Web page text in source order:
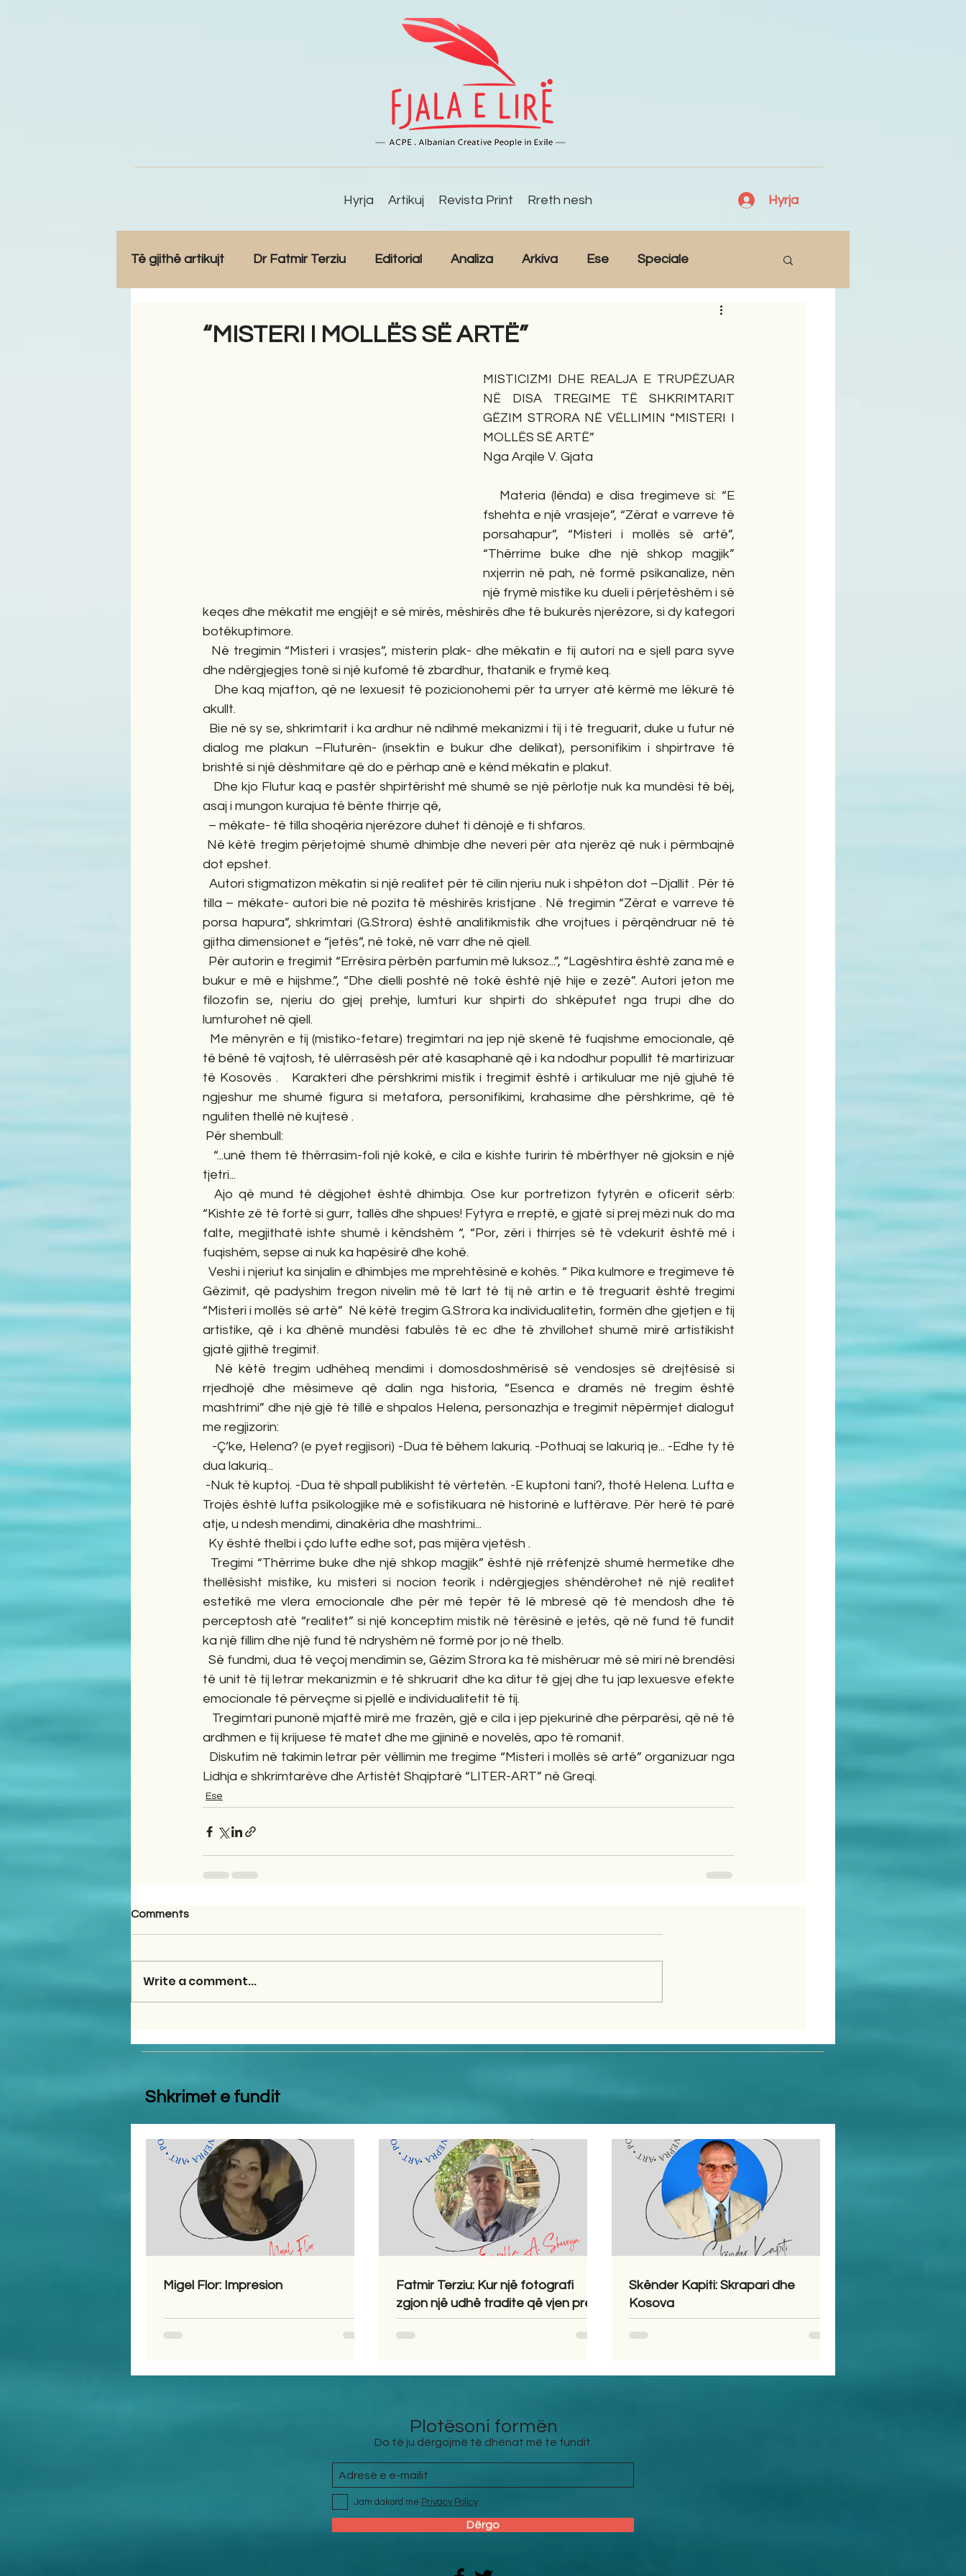
Hyrja Artikuj Revista Print Rreth nesh Hyrja
Të gjithë artikujt Dr Fatmir Terziu Editorial Analiza Arkiva Ese Speciale
Romane English Përkthime
“MISTERI I MOLLËS SË ARTË”
MISTICIZMI DHE REALJA E TRUPËZUAR
NË DISA TREGIME TË SHKRIMTARIT
GËZIM STRORA NË VËLLIMIN “MISTERI I
MOLLËS SË ARTË”
Nga Arqile V. Gjata
fshehta e një vrasjeje”, “Zërat e varreve të
porsahapur”, “Misteri i mollës së artë”,
“Thërrime buke dhe një shkop magjik”
nxjerrin në pah, në formë psikanalize, nën
një frymë mistike ku dueli i përjetëshëm i së
keqes dhe mëkatit me engjëjt e së mirës, mëshirës dhe të bukurës njerëzore, si dy kategori
botëkuptimore.
dhe ndërgjegjes tonë si një kufomë të zbardhur, thatanik e frymë keq.
akullt.
dialog me plakun –Fluturën- (insektin e bukur dhe delikat), personifikim i shpirtrave të
brishtë si një dëshmitare që do e përhap anë e kënd mëkatin e plakut.
asaj i mungon kurajua të bënte thirrje që,
  – mëkate- të tilla shoqëria njerëzore duhet ti dënojë e ti shfaros.
dot epshet.
tilla – mëkate- autori bie në pozita të mëshirës kristjane . Në tregimin “Zërat e varreve të
porsa hapura”, shkrimtari (G.Strora) është analitikmistik dhe vrojtues i përqëndruar në të
gjitha dimensionet e “jetës”, në tokë, në varr dhe në qiell.
bukur e më e hijshme.”, “Dhe dielli poshtë në tokë është një hije e zezë”. Autori jeton me
filozofin se, njeriu do gjej prehje, lumturi kur shpirti do shkëputet nga trupi dhe do
lumturohet në qiell.
të bënë të vajtosh, të ulërrasësh për atë kasaphanë që i ka ndodhur popullit të martirizuar
të Kosovës .   Karakteri dhe përshkrimi mistik i tregimit është i artikuluar me një gjuhë të
ngjeshur me shumë figura si metafora, personifikimi, krahasime dhe përshkrime, që të
nguliten thellë në kujtesë .
Për shembull:
   “...unë them të thërrasim-foli një kokë, e cila e kishte turirin të mbërthyer në gjoksin e një
tjetri...
“Kishte zë të fortë si gurr, tallës dhe shpues! Fytyra e rreptë, e gjatë si prej mëzi nuk do ma
falte, megjithatë ishte shumë i këndshëm “, “Por, zëri i thirrjes së të vdekurit është më i
fuqishëm, sepse ai nuk ka hapësirë dhe kohë.
  Veshi i njeriut ka sinjalin e dhimbjes me mprehtësinë e kohës. “ Pika kulmore e tregimeve të
Gëzimit, që padyshim tregon nivelin më të lart të tij në artin e të treguarit është tregimi
“Misteri i mollës së artë”  Në këtë tregim G.Strora ka individualitetin, formën dhe gjetjen e tij
artistike, që i ka dhënë mundësi fabulës të ec dhe të zhvillohet shumë mirë artistikisht
gjatë gjithë tregimit.
rrjedhojë dhe mësimeve që dalin nga historia, “Esenca e dramës në tregim është
mashtrimi” dhe një gjë të tillë e shpalos Helena, personazhja e tregimit nëpërmjet dialogut
me regjizorin:
dua lakuriq...
Trojës është lufta psikologjike më e sofistikuara në historinë e luftërave. Për herë të parë
atje, u ndesh mendimi, dinakëria dhe mashtrimi...
  Ky është thelbi i çdo lufte edhe sot, pas mijëra vjetësh .
thellësisht mistike, ku misteri si nocion teorik i ndërgjegjes shëndërohet në një realitet
estetikë me vlera emocionale dhe për më tepër të lë mbresë që të mendosh dhe të
perceptosh atë “realitet” si një konceptim mistik në tërësinë e jetës, që në fund të fundit
ka një fillim dhe një fund të ndryshëm në formë por jo në thelb.
  Së fundmi, dua të veçoj mendimin se, Gëzim Strora ka të mishëruar më së miri në brendësi
të unit të tij letrar mekanizmin e të shkruarit dhe ka ditur të gjej dhe tu jap lexuesve efekte
emocionale të përveçme si pjellë e individualitetit të tij.
ardhmen e tij krijuese të matet dhe me gjininë e novelës, apo të romanit.
Lidhja e shkrimtarëve dhe Artistët Shqiptarë “LITER-ART” në Greqi.
Ese
Comments
Write a comment...
Shkrimet e fundit
Migel Flor: Impresion
Fatmir Terziu: Kur një fotografi
zgjon një udhë tradite që vjen prej
shekujsh në vendlindje
Skënder Kapiti: Skrapari dhe
Kosova
Plotësoni formën
Do të ju dërgojmë të dhënat më te fundit.
Jam dakord me Privacy Policy
Dërgo